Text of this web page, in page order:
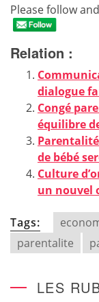
Please follow
Relation :
dialogue
Congé
équilibre
Parentalité
de bébé
Culture
un nouvel
Tags:
parentalite
LES